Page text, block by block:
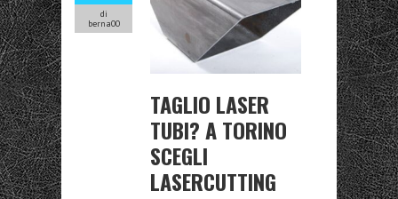
di
berna00
TAGLIO LASER
TUBI? A TORINO
SCEGLI
LASERCUTTING